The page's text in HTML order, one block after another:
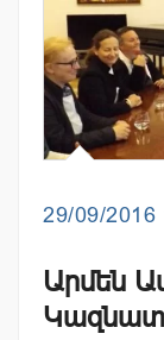
29/09/2016
Արմեն